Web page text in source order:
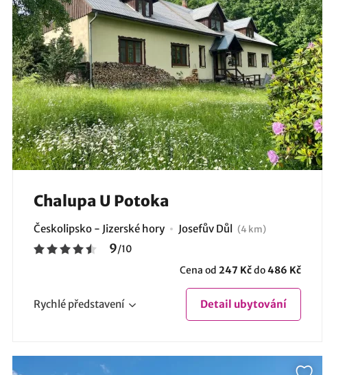
Chalupa U Potoka
Českolipsko - Jizerské hory Josefův Důl (4 km)
9/10
Cena od 247 Kčdo486 Kč
Rychlé představení Detail ubytování